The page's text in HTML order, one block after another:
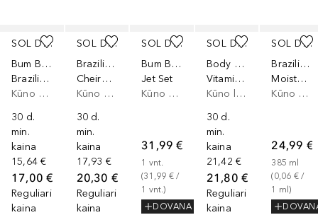
SOL DE JANEIRO
Bum Bum
Brazilian Cream
Kūno kremas
30 d.
min.
kaina
15,64 €
17,00 €
Reguliari
kaina
SOL DE JANEIRO
Brazilian Crush
Cheirosa 62
Kūno dulksna
30 d.
min.
kaina
17,93 €
20,30 €
Reguliari
kaina
SOL DE JANEIRO
Bum Bum
Jet Set
Kūno priežiūros rinkinys
31,99 €
1 vnt.
(31,99 € /
1 vnt.)
DOVANA
SOL DE JANEIRO
Body Badalada™
Vitamin Infused 62 Lotion
Kūno losjonas
30 d.
min.
kaina
21,42 €
21,80 €
Reguliari
kaina
SOL DE JANEIRO
Brazilian 4 Play
Moisturizing Shower Cream-Gel
Kūno prausimosi želė
24,99 €
385 ml
(0,06 € /
1
ml)